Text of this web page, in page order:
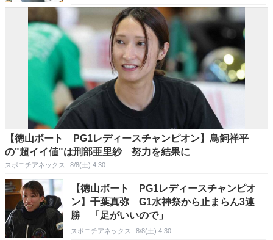
【徳山ボート PG1レディースチャンピオン】鳥飼祥平
の"超イイ値"は刑部亜里紗 努力を結果に
スポニチアネックス 8/8(土) 4:30
【徳山ボート PG1レディースチャンピオ
ン】千葉真弥 G1水神祭から止まらん3連
勝 「足がいいので」
スポニチアネックス 8/8(土) 4:30